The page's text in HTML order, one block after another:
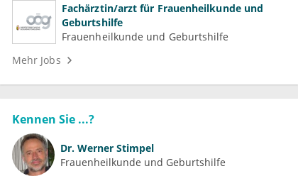
Fachärztin/arzt für Frauenheilkunde und
Geburtshilfe
Frauenheilkunde und Geburtshilfe
Mehr Jobs
Kennen Sie ...?
Dr. Werner Stimpel
Frauenheilkunde und Geburtshilfe